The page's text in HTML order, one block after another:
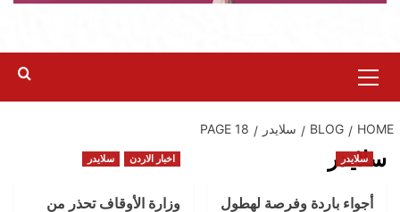
Menu
HOME
BLOG سلايدر PAGE 18
سلايدر
سلايدر
أجواء باردة وفرصة لهطول
اخبار الاردن سلايدر
وزارة الأوقاف تحذر من